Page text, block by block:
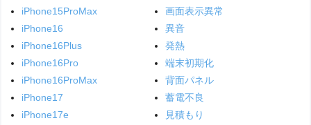
iPhone15ProMax
iPhone16
iPhone16Plus
iPhone16Pro
iPhone16ProMax
iPhone17
iPhone17e
画面表示異常
異音
発熱
端末初期化
背面パネル
蓄電不良
見積もり